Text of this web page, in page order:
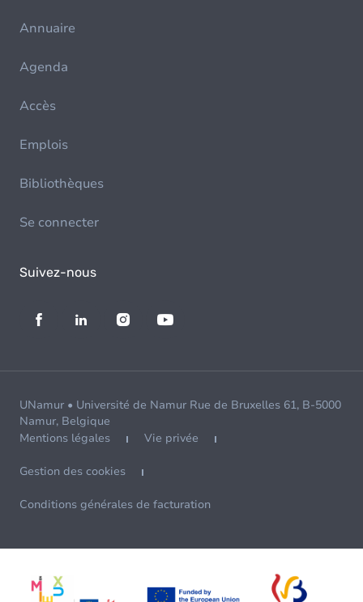
Annuaire
Agenda
Accès
Emplois
Bibliothèques
Se connecter
Suivez-nous
UNamur • Université de Namur Rue de Bruxelles 61, B-5000
Namur, Belgique
Mentions légales
Vie privée
Gestion des cookies
Conditions générales de facturation